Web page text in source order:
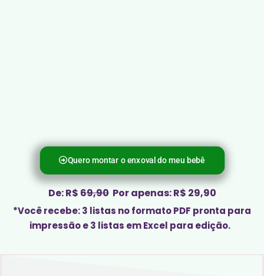
Quero montar o enxoval do meu bebê
De: R$ 69,90 Por apenas: R$ 29,90
*Você recebe: 3 listas no formato PDF pronta para
impressão e 3 listas em Excel para edição.